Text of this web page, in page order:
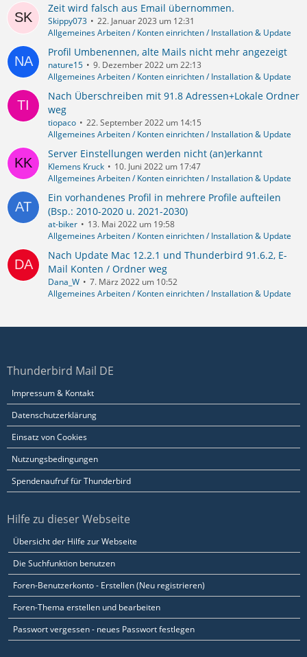
Zeit wird falsch aus Email übernommen.
Skippy073
22. Januar 2023 um 12:31
Allgemeines Arbeiten / Konten einrichten / Installation & Update
Profil Umbenennen, alte Mails nicht mehr angezeigt
nature15
9. Dezember 2022 um 22:13
Allgemeines Arbeiten / Konten einrichten / Installation & Update
Nach Überschreiben mit 91.8 Adressen+Lokale Ordner
weg
tiopaco
22. September 2022 um 14:15
Allgemeines Arbeiten / Konten einrichten / Installation & Update
Server Einstellungen werden nicht (an)erkannt
Klemens Kruck
10. Juni 2022 um 17:47
Allgemeines Arbeiten / Konten einrichten / Installation & Update
Ein vorhandenes Profil in mehrere Profile aufteilen
(Bsp.: 2010-2020 u. 2021-2030)
at-biker
13. Mai 2022 um 19:58
Allgemeines Arbeiten / Konten einrichten / Installation & Update
Nach Update Mac 12.2.1 und Thunderbird 91.6.2, E-
Mail Konten / Ordner weg
Dana_W
7. März 2022 um 10:52
Allgemeines Arbeiten / Konten einrichten / Installation & Update
Thunderbird Mail DE
Impressum & Kontakt
Datenschutzerklärung
Einsatz von Cookies
Nutzungsbedingungen
Spendenaufruf für Thunderbird
Hilfe zu dieser Webseite
Übersicht der Hilfe zur Webseite
Die Suchfunktion benutzen
Foren-Benutzerkonto - Erstellen (Neu registrieren)
Foren-Thema erstellen und bearbeiten
Passwort vergessen - neues Passwort festlegen